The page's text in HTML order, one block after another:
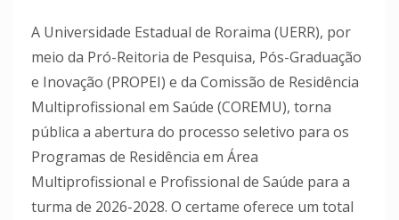
A Universidade Estadual de Roraima (UERR), por
meio da Pró-Reitoria de Pesquisa, Pós-Graduação
e Inovação (PROPEI) e da Comissão de Residência
Multiprofissional em Saúde (COREMU), torna
pública a abertura do processo seletivo para os
Programas de Residência em Área
Multiprofissional e Profissional de Saúde para a
turma de 2026-2028. O certame oferece um total